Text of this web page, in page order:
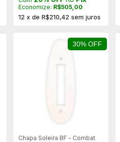
Economize: R$505,00
12 x de R$210,42 sem juros
30% OFF
Chapa Soleira BF - Combat